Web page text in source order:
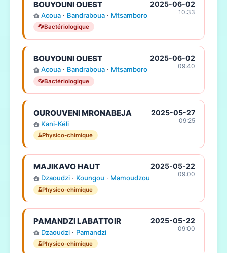
BOUYOUNI OUEST
Acoua· Bandraboua· Mtsamboro
Bactériologique
2025-06-02
10:33
BOUYOUNI OUEST
Acoua· Bandraboua· Mtsamboro
Bactériologique
2025-06-02
09:40
OUROUVENI MRONABEJA
Kani-Kéli
Physico-chimique
2025-05-27
09:25
MAJIKAVO HAUT
Dzaoudzi· Koungou · Mamoudzou
Physico-chimique
2025-05-22
09:00
PAMANDZI LABATTOIR
Dzaoudzi· Pamandzi
Physico-chimique
2025-05-22
09:00